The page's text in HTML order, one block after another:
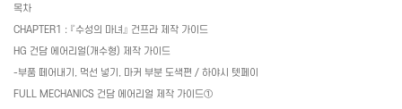
목차
CHAPTER1 : 『수성의 마녀』 건프라 제작 가이드
HG 건담 에어리얼(개수형) 제작 가이드
-부품 떼어내기 , 먹선 넣기 , 마커 부분 도색편 / 하야시 텟페이
FULL MECHANICS 건담 에어리얼 제작 가이드①